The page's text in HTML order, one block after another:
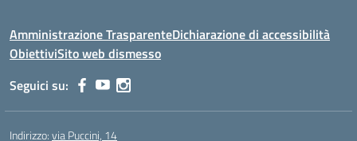
Amministrazione TrasparenteDichiarazione di accessibilità
ObiettiviSito web dismesso
Seguici su:
Indirizzo:via Puccini, 14